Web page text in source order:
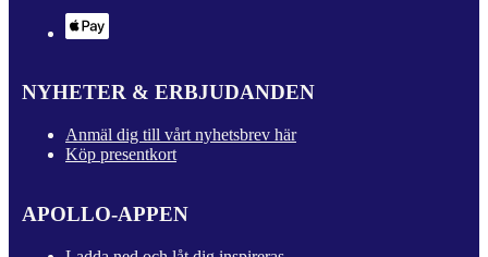
NYHETER & ERBJUDANDEN
Anmäl dig till vårt nyhetsbrev här
Köp presentkort
APOLLO-APPEN